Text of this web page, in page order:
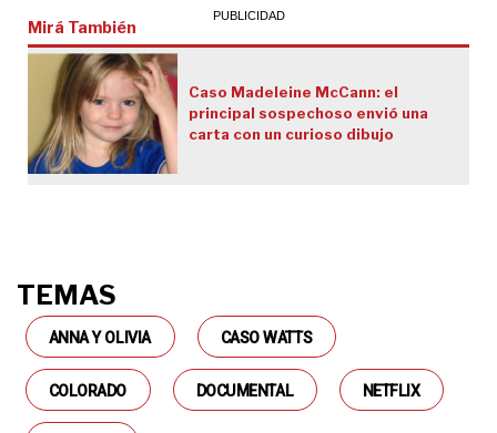
Mirá También
Caso Madeleine McCann: el
principal sospechoso envió una
carta con un curioso dibujo
TEMAS
ANNA Y OLIVIA CASO WATTS
COLORADO DOCUMENTAL NETFLIX